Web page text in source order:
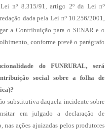
nº 8.315/91, artigo 2º da Lei nº
dada pela Lei nº 10.256/2001,
a Contribuição para o SENAR e o
conforme prevê o parágrafo
do FUNRURAL, será
social sobre a folha de
substitutiva daquela incidente sobre
em julgado a declaração de
ações ajuizadas pelos produtores